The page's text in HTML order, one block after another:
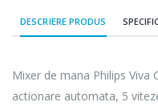
DESCRIERE PRODUS
Mixer de mana Philips Viva
actionare automata, 5